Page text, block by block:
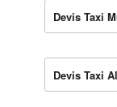
Devis Taxi
Devis Taxi